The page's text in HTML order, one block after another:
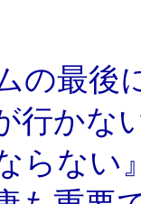
最後
行かな
らない